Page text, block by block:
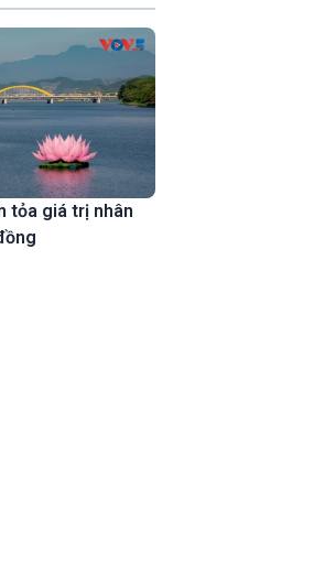
tỏa giá trị nhân